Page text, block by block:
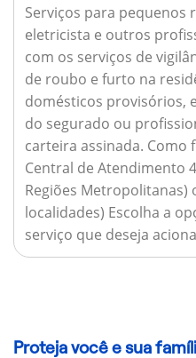
Serviços para pequenos
eletricista e outros
com os serviços de
de roubo e furto na
domésticos provisórios,
do segurado ou
carteira assinada. Como
Central de Atendimento
Regiões Metropolitanas)
localidades) Escolha a
serviço que deseja
Proteja você e sua